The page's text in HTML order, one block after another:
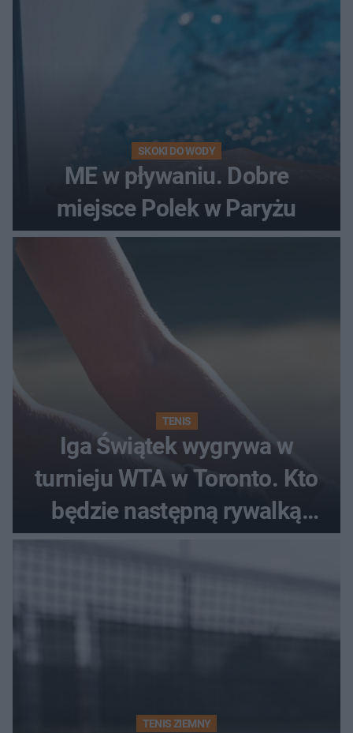
SKOKI DO WODY
ME w pływaniu. Dobre
miejsce Polek w Paryżu
TENIS
Iga Świątek wygrywa w
turnieju WTA w Toronto. Kto
będzie następną rywalką
Polki?
TENIS ZIEMNY